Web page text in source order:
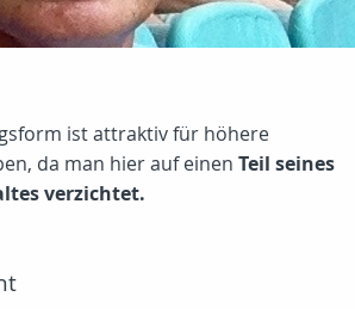
ist attraktiv für höhere
da man hier auf einen Teil seines
verzichtet.